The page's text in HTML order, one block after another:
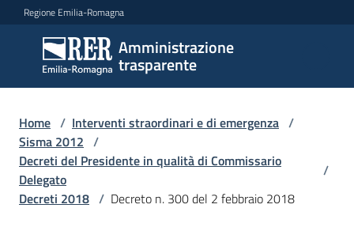
Vai al contenuto
Vai alla navigazione
Vai al footer
Regione Emilia-Romagna
Amministrazione
trasparente
Amministrazione
trasparente
Sottosezioni
Accesso
Home / Interventi straordinari e di emergenza /
Sisma 2012 /
Decreti del Presidente in qualità di Commissario
Delegato
/
Decreti 2018 / Decreto n. 300 del 2 febbraio 2018